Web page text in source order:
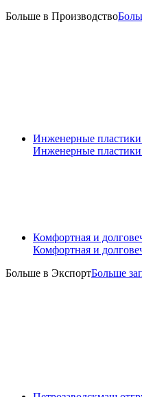
Больше в Производство
Инженерные пластики
Инженерные пластики
Комфортная и
Комфортная и
Больше в ЭкспортБольше